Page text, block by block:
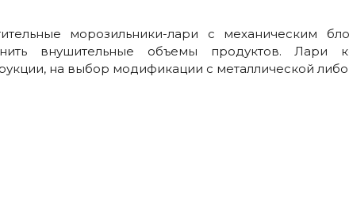
морозильники-лари с механическим
внушительные объемы продуктов. Лари
на выбор модификации с металлической